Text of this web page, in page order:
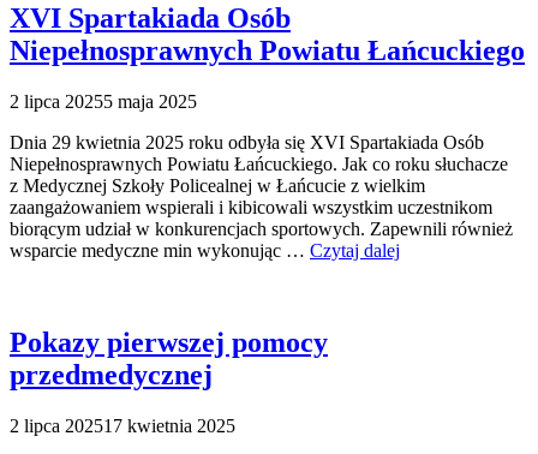
XVI Spartakiada Osób
Niepełnosprawnych Powiatu Łańcuckiego
2 lipca 20255 maja 2025
Dnia 29 kwietnia 2025 roku odbyła się XVI Spartakiada Osób
Niepełnosprawnych Powiatu Łańcuckiego. Jak co roku słuchacze
z Medycznej Szkoły Policealnej w Łańcucie z wielkim
zaangażowaniem wspierali i kibicowali wszystkim uczestnikom
biorącym udział w konkurencjach sportowych. Zapewnili również
wsparcie medyczne min wykonując … Czytaj dalej
Pokazy pierwszej pomocy
przedmedycznej
2 lipca 202517 kwietnia 2025